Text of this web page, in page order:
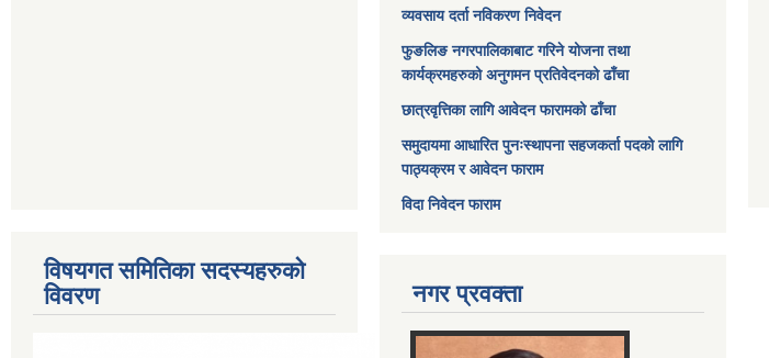
विषयगत समितिका सदस्यहरुको
विवरण
व्यवसाय दर्ता नविकरण निवेदन
फुङलिङ नगरपालिकाबाट गरिने योजना तथा
कार्यक्रमहरुको अनुगमन प्रतिवेदनको ढाँचा
छात्रवृत्तिका लागि आवेदन फारामको ढाँचा
समुदायमा आधारित पुनःस्थापना सहजकर्ता पदको लागि
पाठ्यक्रम र आवेदन फाराम
विदा निवेदन फाराम
नगर प्रवक्ता